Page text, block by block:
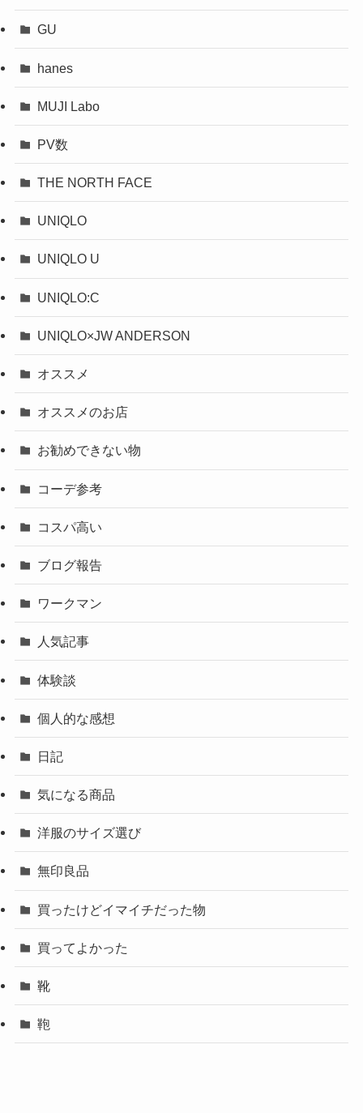
GU
hanes
MUJI Labo
PV数
THE NORTH FACE
UNIQLO
UNIQLO U
UNIQLO:C
UNIQLO×JW ANDERSON
オススメ
オススメのお店
お勧めできない物
コーデ参考
コスパ高い
ブログ報告
ワークマン
人気記事
体験談
個人的な感想
日記
気になる商品
洋服のサイズ選び
無印良品
買ったけどイマイチだった物
買ってよかった
靴
鞄